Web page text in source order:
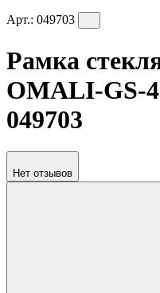
Арт.: 049703
Рамка
OMALI-GS-
049703
Нет отзывов